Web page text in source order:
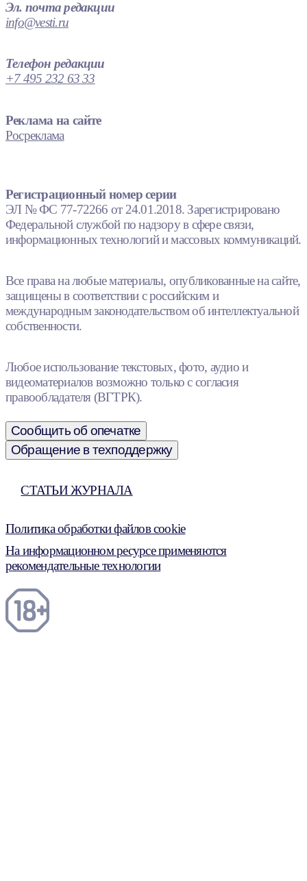
Эл. почта редакции
info@vesti.ru
Телефон редакции
+7 495 232 63 33
Реклама на сайте
Росреклама
Регистрационный номер серии
ЭЛ № ФС 77-72266 от 24.01.2018. Зарегистрировано
Федеральной службой по надзору в сфере связи,
информационных технологий и массовых коммуникаций.
Все права на любые материалы, опубликованные на сайте,
защищены в соответствии с российским и
международным законодательством об интеллектуальной
собственности.
Любое использование текстовых, фото, аудио и
видеоматериалов возможно только с согласия
правообладателя (ВГТРК).
Сообщить об опечатке
Обращение в техподдержку
СТАТЬИ ЖУРНАЛА
Политика обработки файлов cookie
На информационном ресурсе применяются
рекомендательные технологии